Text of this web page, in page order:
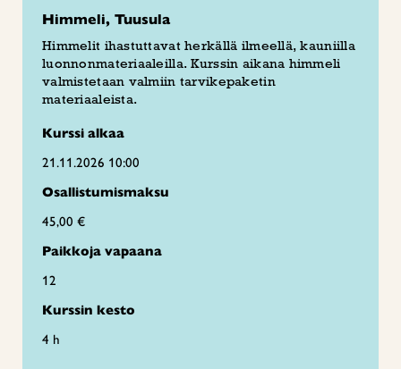
Himmeli, Tuusula
Himmelit ihastuttavat herkällä ilmeellä, kauniilla
luonnonmateriaaleilla. Kurssin aikana himmeli
valmistetaan valmiin tarvikepaketin
materiaaleista.
Kurssi alkaa
21.11.2026 10:00
Osallistumismaksu
45,00 €
Paikkoja vapaana
12
Kurssin kesto
4 h